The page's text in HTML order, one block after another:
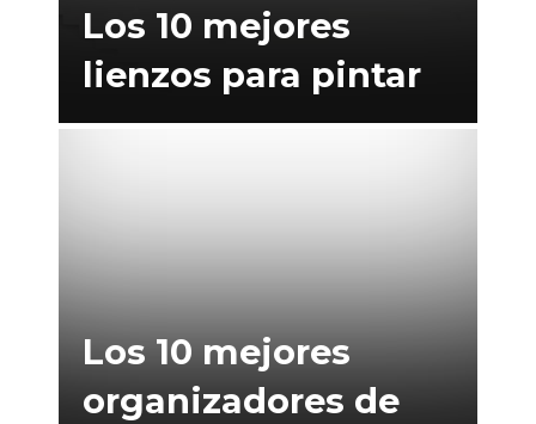
Los 10 mejores
lienzos para pintar
Los 10 mejores
organizadores de